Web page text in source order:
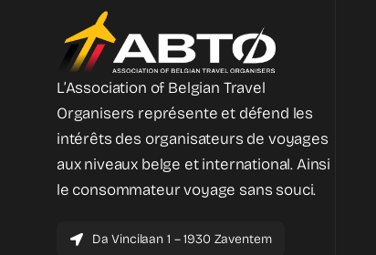
L’Association of Belgian Travel
Organisers représente et défend les
intérêts des organisateurs de voyages
aux niveaux belge et international. Ainsi
le consommateur voyage sans souci.
Da Vincilaan 1 – 1930 Zaventem